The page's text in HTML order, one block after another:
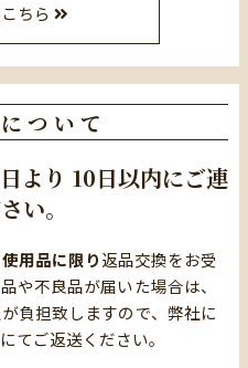
ちら
ついて
より 10日以内にご連
い。
用品に限り返品交換をお受
や不良品が届いた場合は、
負担致しますので、弊社に
てご返送ください。